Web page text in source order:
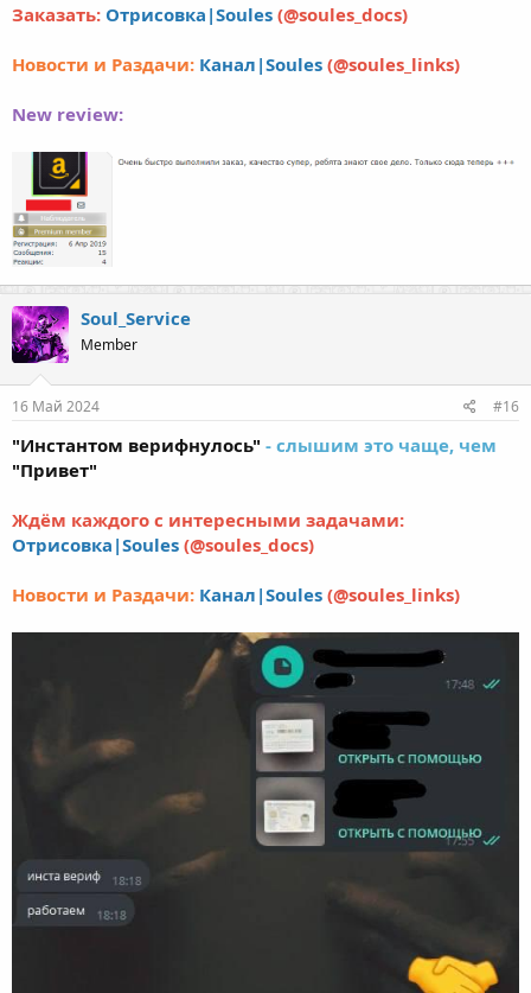
Заказать: Отрисовка|Soules (@soules_docs)
Новости и Раздачи: Канал|Soules (@soules_links)
New review:
Soul_Service
Member
16 Май 2024 #16
"Инстантом верифнулось" - слышим это чаще, чем
"Привет"
Ждём каждого с интересными задачами:
Отрисовка|Soules (@soules_docs)
Новости и Раздачи: Канал|Soules (@soules_links)